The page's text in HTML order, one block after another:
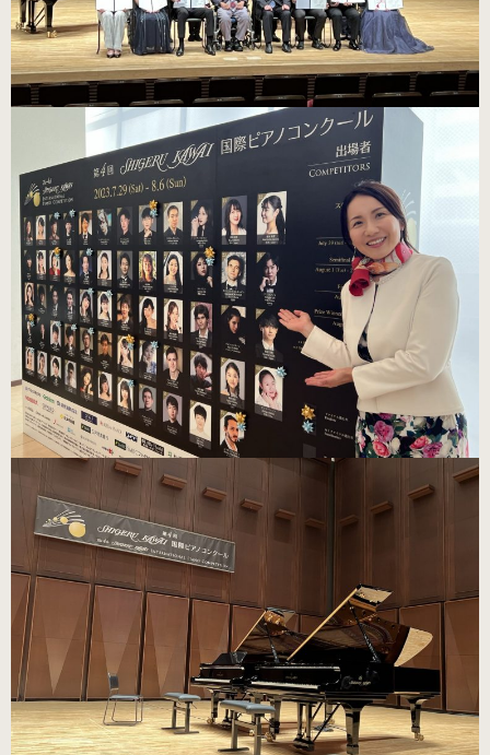
（21.0～22.0cm）数量限定商品
室内用ルームシューズ
（ヒール高2.5cm）
ピアニスト用（ヒール高5cm）
3WAY(ブラック・本革)
（22.0～25.0cm）
3WAY (シルバー・本革)
（22.0～25.0cm）
3WAY (ゴールド・本革)
数量限定商品（22.0～25.0cm）
3WAY (ブロンズ・本革)
数量限定商品（22.0～25.0cm）
3WAY (ワイン・本革)
数量限定商品（22.0～25.0cm）